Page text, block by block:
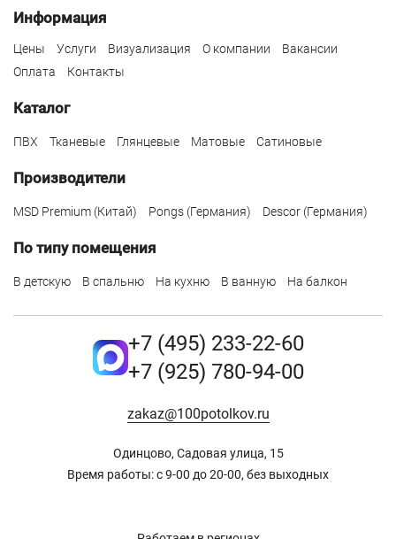
Информация
Цены Услуги Визуализация О компании
Вакансии
Оплата
Контакты
Каталог
ПВХ Тканевые Глянцевые Матовые Сатиновые
Производители
MSD Premium (Китай) Pongs (Германия) Descor (Германия)
По типу помещения
В детскую В спальню На кухню В ванную На балкон
+7 (495) 233-22-60
+7 (925) 780-94-00
zakaz@100potolkov.ru
Одинцово, Садовая улица, 15
Время работы: с 9-00 до 20-00, без выходных